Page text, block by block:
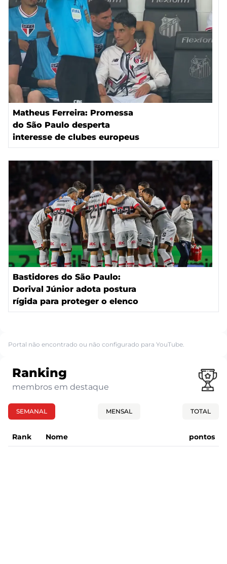
Matheus Ferreira: Promessa
do São Paulo desperta
interesse de clubes europeus
Bastidores do São Paulo:
Dorival Júnior adota postura
rígida para proteger o elenco
Portal não encontrado ou não configurado para YouTube.
Ranking
membros em destaque
SEMANAL MENSAL TOTAL
Rank Nome pontos